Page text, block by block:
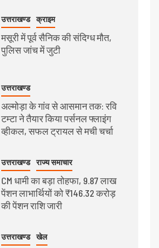
उत्तराखण्ड क्राइम
मसूरी में पूर्व सैनिक की संदिग्ध मौत,
पुलिस जांच में जुटी
उत्तराखण्ड
अल्मोड़ा के गांव से आसमान तक: रवि
टम्टा ने तैयार किया पर्सनल फ्लाइंग
व्हीकल, सफल ट्रायल से मची चर्चा
उत्तराखण्ड राज्य समाचार
CM धामी का बड़ा तोहफा, 9.87 लाख
पेंशन लाभार्थियों को ₹146.32 करोड़
की पेंशन राशि जारी
उत्तराखण्ड खेल